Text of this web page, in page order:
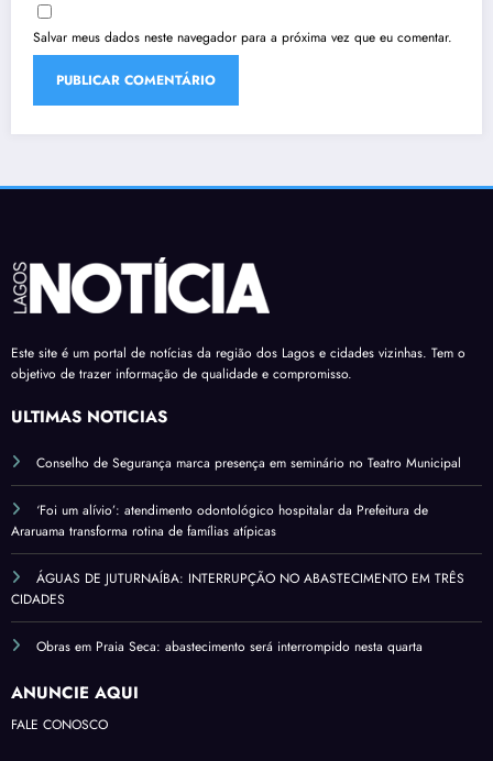
Salvar meus dados neste navegador para a próxima vez que eu comentar.
Este site é um portal de notícias da região dos Lagos e cidades vizinhas. Tem o
objetivo de trazer informação de qualidade e compromisso.
ÚLTIMAS NOTÍCIAS
Conselho de Segurança marca presença em seminário no Teatro Municipal
‘Foi um alívio’: atendimento odontológico hospitalar da Prefeitura de
Araruama transforma rotina de famílias atípicas
ÁGUAS DE JUTURNAÍBA: INTERRUPÇÃO NO ABASTECIMENTO EM TRÊS
CIDADES
Obras em Praia Seca: abastecimento será interrompido nesta quarta
ANUNCIE AQUI
FALE CONOSCO